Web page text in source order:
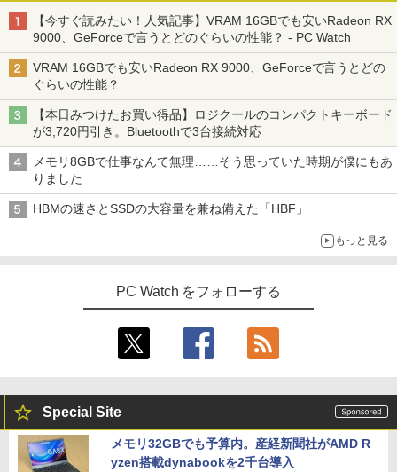
【今すぐ読みたい！人気記事】VRAM 16GBでも安いRadeon RX
9000、GeForceで言うとどのぐらいの性能？ - PC Watch
VRAM 16GBでも安いRadeon RX 9000、GeForceで言うとどの
ぐらいの性能？
【本日みつけたお買い得品】ロジクールのコンパクトキーボード
が3,720円引き。Bluetoothで3台接続対応
メモリ8GBで仕事なんて無理……そう思っていた時期が僕にもあ
りました
HBMの速さとSSDの大容量を兼ね備えた「HBF」
もっと見る
PC Watch をフォローする
Special Site
メモリ32GBでも予算内。産経新聞社がAMD R
yzen搭載dynabookを2千台導入